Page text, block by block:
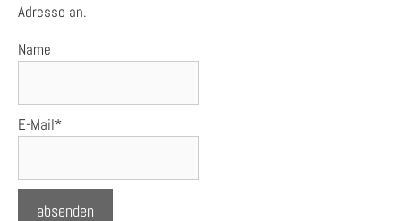
Adresse an.
Name
E-Mail*